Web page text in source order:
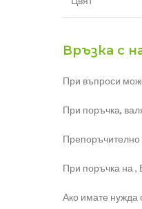
Връзка с
При въпроси
При поръчка,
Препоръчително
При поръчка на ,
Ако имате нужда